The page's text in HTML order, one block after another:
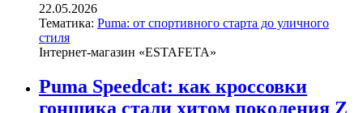
22.05.2026
Тематика: Puma: от спортивного старта до уличного
стиля
Інтернет-магазин «ESTAFETA»
Puma Speedcat: как кроссовки
гонщика стали хитом поколения Z